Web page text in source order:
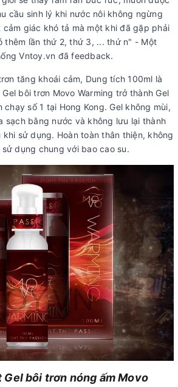
cầu sinh lý khi nước nôi không ngừng
giác khó tả mà một khi đã gặp phải
thêm lần thứ 2, thứ 3, ... thứ n" - Một
Vntoy.vn đã feedback.
tăng khoái cảm, Dung tích 100ml là
bôi trơn Movo Warming trở thành Gel
số 1 tại Hong Kong. Gel không mùi,
sạch bằng nước và không lưu lại thành
sử dụng. Hoàn toàn thân thiện, không
dụng chung với bao cao su.
bôi trơn nóng ấm Movo